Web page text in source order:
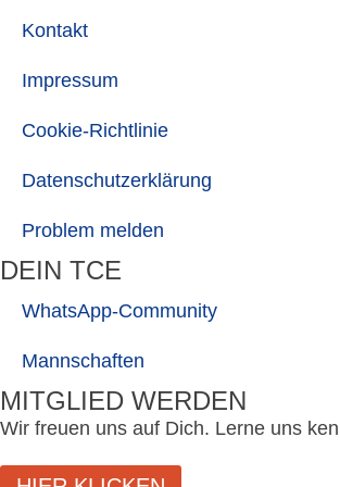
Kontakt
Impressum
Cookie-Richtlinie
Datenschutzerklärung
Problem melden
DEIN TCE
WhatsApp-Community
Mannschaften
MITGLIED WERDEN
Wir freuen uns auf Dich. Lerne uns